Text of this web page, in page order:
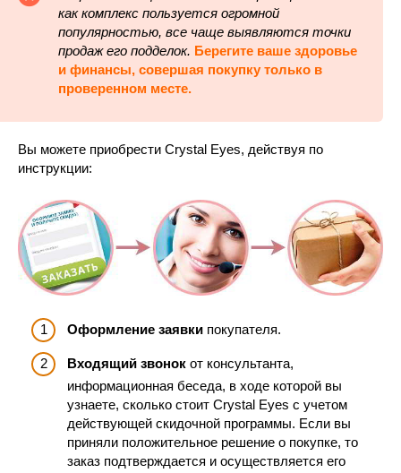
как комплекс пользуется огромной
популярностью, все чаще выявляются точки
продаж его подделок. Берегите ваше здоровье
и финансы, совершая покупку только в
проверенном месте.
Вы можете приобрести Crystal Eyes, действуя по
инструкции:
Оформление заявки покупателя.
Входящий звонок от консультанта,
информационная беседа, в ходе которой вы
узнаете, сколько стоит Crystal Eyes с учетом
действующей скидочной программы. Если вы
приняли положительное решение о покупке, то
заказ подтверждается и осуществляется его